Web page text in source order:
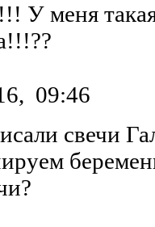
У меня
09:46
свечи